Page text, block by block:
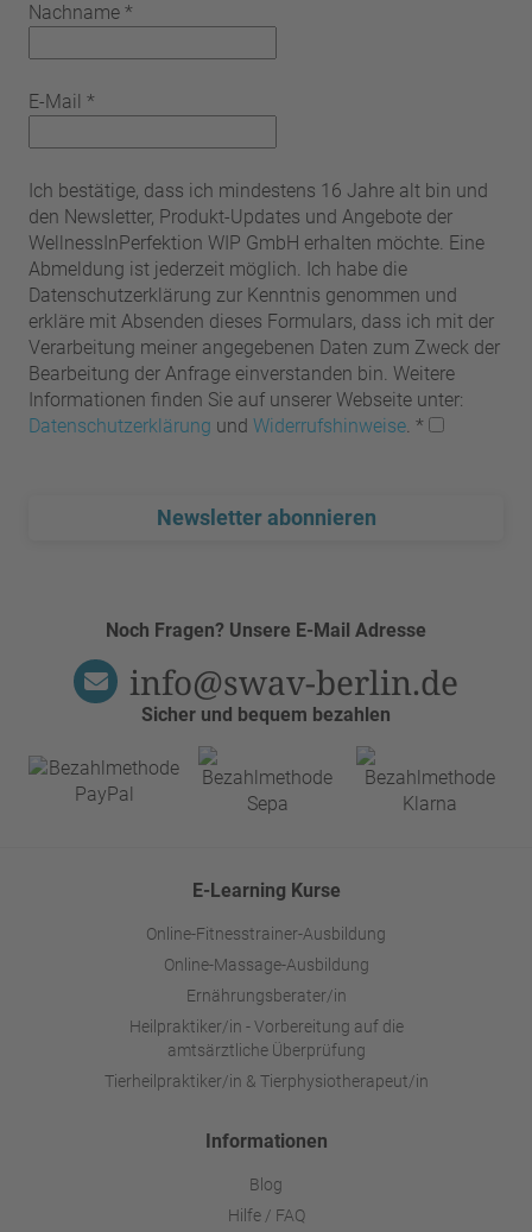
Nachname *
E-Mail *
Ich bestätige, dass ich mindestens 16 Jahre alt bin und
den Newsletter, Produkt-Updates und Angebote der
WellnessInPerfektion WIP GmbH erhalten möchte. Eine
Abmeldung ist jederzeit möglich. Ich habe die
Datenschutzerklärung zur Kenntnis genommen und
erkläre mit Absenden dieses Formulars, dass ich mit der
Verarbeitung meiner angegebenen Daten zum Zweck der
Bearbeitung der Anfrage einverstanden bin. Weitere
Informationen finden Sie auf unserer Webseite unter:
Datenschutzerklärung und Widerrufshinweise. *
Newsletter abonnieren
Sicher und bequem bezahlen
Noch Fragen? Unsere E-Mail Adresse
info@swav-berlin.de
E-Learning Kurse
Online-Fitnesstrainer-Ausbildung
Online-Massage-Ausbildung
Ernährungsberater/in
Heilpraktiker/in - Vorbereitung auf die
amtsärztliche Überprüfung
Tierheilpraktiker/in & Tierphysiotherapeut/in
Informationen
Blog
Hilfe / FAQ